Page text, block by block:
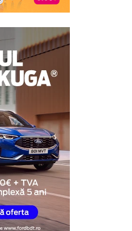
împrumutului. După
vehiculul. Din acest
luată în considerare de
temporară de lichidități, dar
la bunul pe care îl dețin.
are nevoie
pe
dificultățile financiare sunt doar
în cauză știe că va dispune de
câteva săptămâni sau luni. În
nu este obținerea unei finanțări
unei soluții care să
fără renunțarea definitivă